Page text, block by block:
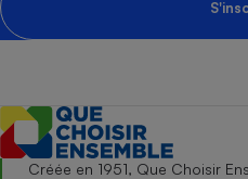
Créée en 1951, Que Choisir